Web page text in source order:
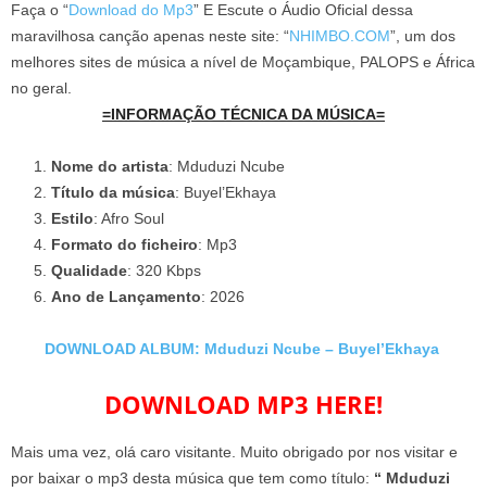
Faça o “Download do Mp3” E Escute o Áudio Oficial dessa
maravilhosa canção apenas neste site: “NHIMBO.COM”, um dos
melhores sites de música a nível de Moçambique, PALOPS e África
no geral.
=INFORMAÇÃO TÉCNICA DA MÚSICA=
Nome do artista: Mduduzi Ncube
Título da música: Buyel’Ekhaya
Estilo: Afro Soul
Formato do ficheiro: Mp3
Qualidade: 320 Kbps
Ano de Lançamento: 2026
DOWNLOAD ALBUM: Mduduzi Ncube – Buyel’Ekhaya
DOWNLOAD MP3 HERE!
Mais uma vez, olá caro visitante. Muito obrigado por nos visitar e
por baixar o mp3 desta música que tem como título: “ Mduduzi